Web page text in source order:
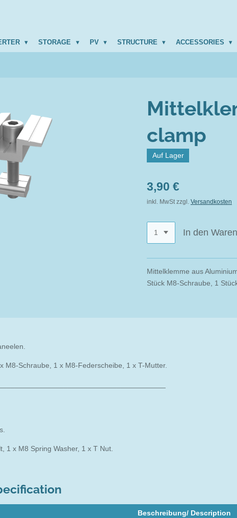
STORAGE PV STRUCTURE ACCESSORIES
clamp
Auf Lager
3,90 €
inkl. MwSt zzgl. Versandkosten
In den
Mittelklemme aus
Stück M8-Schraube, 1
M8-Schraube, 1 x M8-Federscheibe, 1 x T-Mutter.
1 x M8 Spring Washer, 1 x T Nut.
Beschreibung/ Description